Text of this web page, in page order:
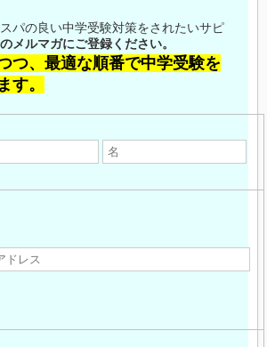
パの良い中学受験対策をされたいサピ
メルマガにご登録ください。
つ、最適な順番で中学受験を
す。